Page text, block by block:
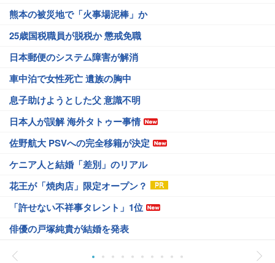
熊本の被災地で「火事場泥棒」か
25歳国税職員が脱税か 懲戒免職
日本郵便のシステム障害が解消
車中泊で女性死亡 遺族の胸中
息子助けようとした父 意識不明
日本人が誤解 海外タトゥー事情
佐野航大 PSVへの完全移籍が決定
ケニア人と結婚「差別」のリアル
花王が「焼肉店」限定オープン？
「許せない不祥事タレント」1位
俳優の戸塚純貴が結婚を発表